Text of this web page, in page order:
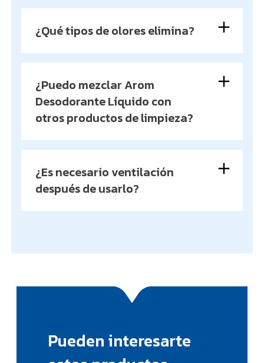
¿Qué tipos de olores elimina?
¿Puedo mezclar Arom
Desodorante Líquido con
otros productos de limpieza?
¿Es necesario ventilación
después de usarlo?
Pueden interesarte